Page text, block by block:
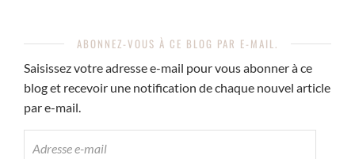
ABONNEZ-VOUS À CE BLOG PAR E-MAIL.
Saisissez votre adresse e-mail pour vous abonner à ce
blog et recevoir une notification de chaque nouvel article
par e-mail.